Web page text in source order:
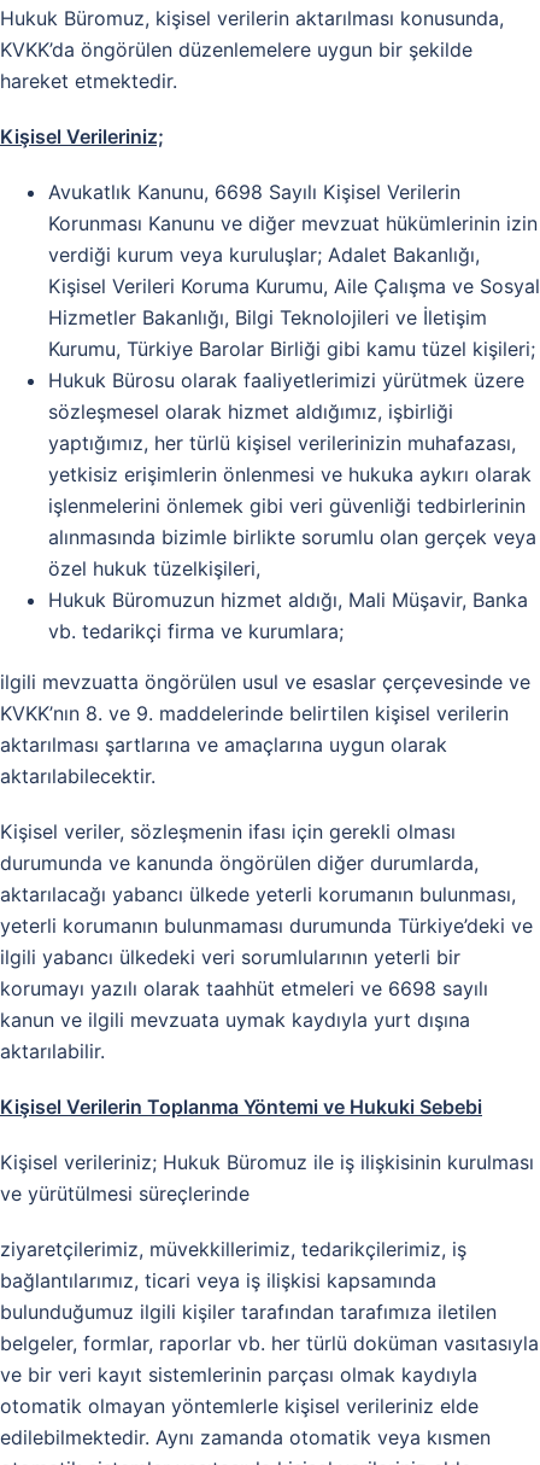
Hukuk Büromuz, kişisel verilerin aktarılması konusunda,
KVKK’da öngörülen düzenlemelere uygun bir şekilde
hareket etmektedir.
Kişisel Verileriniz;
Avukatlık Kanunu, 6698 Sayılı Kişisel Verilerin
Korunması Kanunu ve diğer mevzuat hükümlerinin izin
verdiği kurum veya kuruluşlar; Adalet Bakanlığı,
Kişisel Verileri Koruma Kurumu, Aile Çalışma ve Sosyal
Hizmetler Bakanlığı, Bilgi Teknolojileri ve İletişim
Kurumu, Türkiye Barolar Birliği gibi kamu tüzel kişileri;
Hukuk Bürosu olarak faaliyetlerimizi yürütmek üzere
sözleşmesel olarak hizmet aldığımız, işbirliği
yaptığımız, her türlü kişisel verilerinizin muhafazası,
yetkisiz erişimlerin önlenmesi ve hukuka aykırı olarak
işlenmelerini önlemek gibi veri güvenliği tedbirlerinin
alınmasında bizimle birlikte sorumlu olan gerçek veya
özel hukuk tüzelkişileri,
Hukuk Büromuzun hizmet aldığı, Mali Müşavir, Banka
vb. tedarikçi firma ve kurumlara;
ilgili mevzuatta öngörülen usul ve esaslar çerçevesinde ve
KVKK’nın 8. ve 9. maddelerinde belirtilen kişisel verilerin
aktarılması şartlarına ve amaçlarına uygun olarak
aktarılabilecektir.
Kişisel veriler, sözleşmenin ifası için gerekli olması
durumunda ve kanunda öngörülen diğer durumlarda,
aktarılacağı yabancı ülkede yeterli korumanın bulunması,
yeterli korumanın bulunmaması durumunda Türkiye’deki ve
ilgili yabancı ülkedeki veri sorumlularının yeterli bir
korumayı yazılı olarak taahhüt etmeleri ve 6698 sayılı
kanun ve ilgili mevzuata uymak kaydıyla yurt dışına
aktarılabilir.
Kişisel Verilerin Toplanma Yöntemi ve Hukuki Sebebi
Kişisel verileriniz; Hukuk Büromuz ile iş ilişkisinin kurulması
ve yürütülmesi süreçlerinde
ziyaretçilerimiz, müvekkillerimiz, tedarikçilerimiz, iş
bağlantılarımız, ticari veya iş ilişkisi kapsamında
bulunduğumuz ilgili kişiler tarafından tarafımıza iletilen
belgeler, formlar, raporlar vb. her türlü doküman vasıtasıyla
ve bir veri kayıt sistemlerinin parçası olmak kaydıyla
otomatik olmayan yöntemlerle kişisel verileriniz elde
edilebilmektedir. Aynı zamanda otomatik veya kısmen